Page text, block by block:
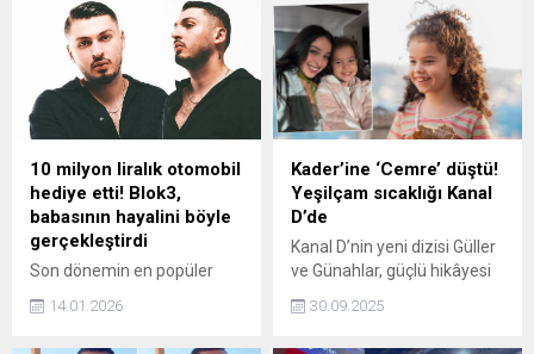
ayrılık kararı aldı.
10 milyon liralık otomobil
hediye etti! Blok3,
babasının hayalini böyle
gerçekleştirdi
Son dönemin en popüler
Blok3, babasına aldığı
14.01.2026
Kader’ine ‘Cemre’ düştü!
Yeşilçam sıcaklığı Kanal
D’de
Kanal D’nin yeni dizisi Güller
ve Günahlar, güçlü hikâyesi
samimi bağlarla da dikkat
30.09.2025